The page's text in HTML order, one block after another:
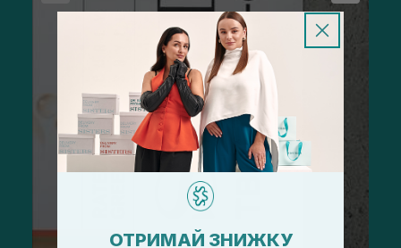
ОТРИМАЙ ЗНИЖКУ